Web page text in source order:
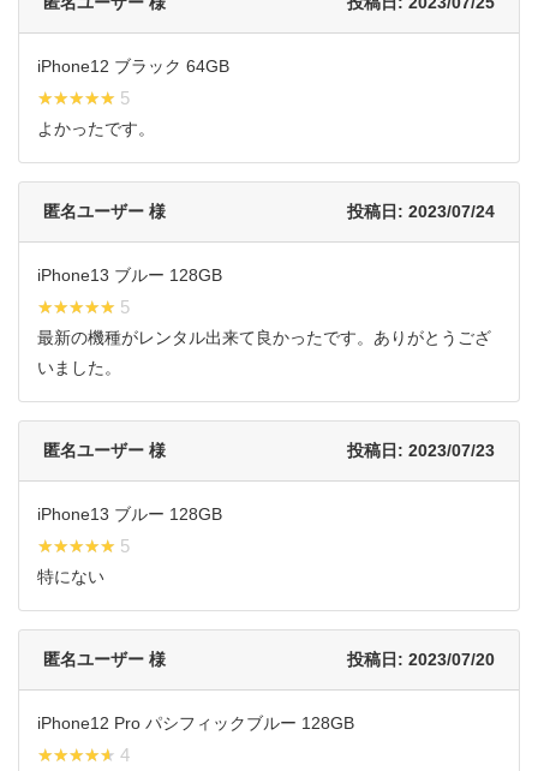
iPhone12 ブラック 64GB
★★★★★
★★★★★ 5
よかったです。
匿名ユーザー 様 投稿日: 2023/07/24
iPhone13 ブルー 128GB
★★★★★
★★★★★ 5
最新の機種がレンタル出来て良かったです。ありがとうござ
いました。
匿名ユーザー 様 投稿日: 2023/07/23
iPhone13 ブルー 128GB
★★★★★
★★★★★ 5
特にない
匿名ユーザー 様 投稿日: 2023/07/20
iPhone12 Pro パシフィックブルー 128GB
★★★★★
★★★★★ 4